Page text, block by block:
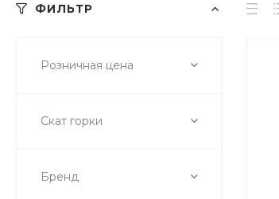
ФИЛЬТР
Розничная цена
Скат горки
Бренд